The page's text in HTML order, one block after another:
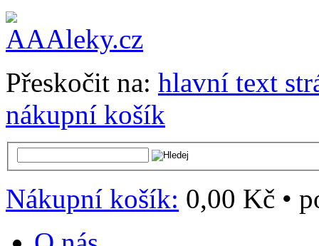
Přeskočit na: hlavní text
nákupní košík
Nákupní košík: 0,00 Kč •